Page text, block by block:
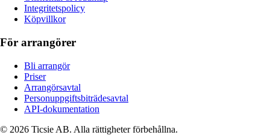
Integritetspolicy
Köpvillkor
För arrangörer
Bli arrangör
Priser
Arrangörsavtal
Personuppgiftsbiträdesavtal
API-dokumentation
© 2026 Ticsie AB. Alla rättigheter förbehållna.